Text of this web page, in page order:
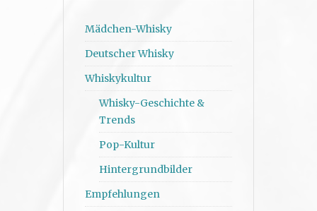
Mädchen-Whisky
Deutscher Whisky
Whiskykultur
Whisky-Geschichte &
Trends
Pop-Kultur
Hintergrundbilder
Empfehlungen